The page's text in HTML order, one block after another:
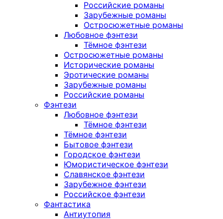
Российские романы
Зарубежные романы
Остросюжетные романы
Любовное фэнтези
Тёмное фэнтези
Остросюжетные романы
Исторические романы
Эротические романы
Зарубежные романы
Российские романы
Фэнтези
Любовное фэнтези
Тёмное фэнтези
Тёмное фэнтези
Бытовое фэнтези
Городское фэнтези
Юмористическое фэнтези
Славянское фэнтези
Зарубежное фэнтези
Российское фэнтези
Фантастика
Антиутопия